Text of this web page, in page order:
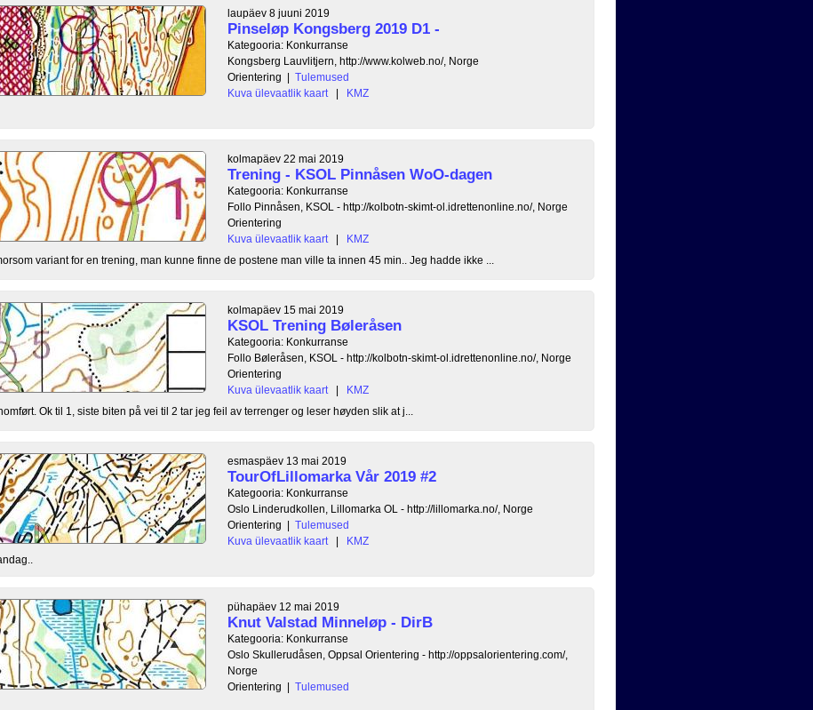
laupäev 8 juuni 2019
Pinseløp Kongsberg 2019 D1 -
Kategooria: Konkurranse
Kongsberg Lauvlitjern, http://www.kolweb.no/, Norge
Orientering | Tulemused
Kuva ülevaatlik kaart
|
KMZ
kolmapäev 22 mai 2019
Trening - KSOL Pinnåsen WoO-dagen
Kategooria: Konkurranse
Follo Pinnåsen, KSOL - http://kolbotn-skimt-ol.idrettenonline.no/, Norge
Orientering
Kuva ülevaatlik kaart
|
KMZ
variant for en trening, man kunne finne de postene man ville ta innen 45 min.. Jeg hadde ikke ...
kolmapäev 15 mai 2019
KSOL Trening Bøleråsen
Kategooria: Konkurranse
Follo Bøleråsen, KSOL - http://kolbotn-skimt-ol.idrettenonline.no/, Norge
Orientering
Kuva ülevaatlik kaart
|
KMZ
Ok til 1, siste biten på vei til 2 tar jeg feil av terrenger og leser høyden slik at j...
esmaspäev 13 mai 2019
TourOfLillomarka Vår 2019 #2
Kategooria: Konkurranse
Oslo Linderudkollen, Lillomarka OL - http://lillomarka.no/, Norge
Orientering | Tulemused
Kuva ülevaatlik kaart
|
KMZ
pühapäev 12 mai 2019
Knut Valstad Minneløp - DirB
Kategooria: Konkurranse
Oslo Skullerudåsen, Oppsal Orientering - http://oppsalorientering.com/,
Norge
Orientering | Tulemused